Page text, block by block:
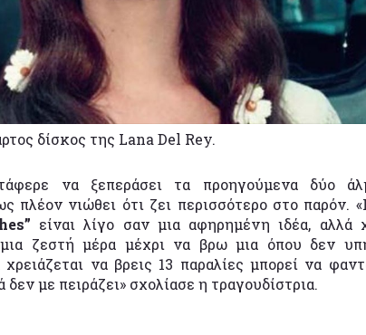
δίσκος της Lana Del Rey.
να ξεπεράσει τα προηγούμενα δύο
πλέον νιώθει ότι ζει περισσότερο στο παρόν.
είναι λίγο σαν μια αφηρημένη ιδέα, αλλά
ζεστή μέρα μέχρι να βρω μια όπου δεν
να βρεις 13 παραλίες μπορεί να
δεν με πειράζει» σχολίασε η τραγουδίστρια.